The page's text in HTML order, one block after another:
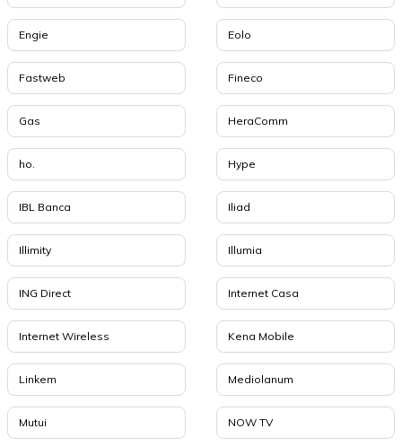
Engie Eolo
Fastweb Fineco
Gas HeraComm
ho. Hype
IBL Banca Iliad
Illimity Illumia
ING Direct Internet Casa
Internet Wireless Kena Mobile
Linkem Mediolanum
Mutui NOW TV